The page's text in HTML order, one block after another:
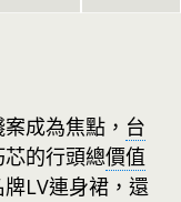
成為焦點， 台
的行頭總價值
LV連身裙，還